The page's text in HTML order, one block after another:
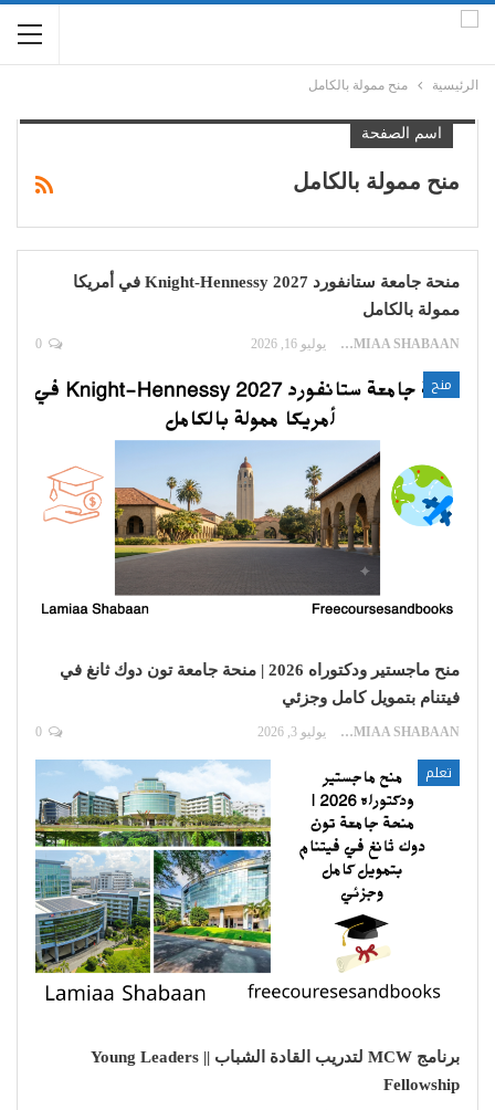
الرئيسية منح ممولة بالكامل
اسم الصفحة
منح ممولة بالكامل
منحة جامعة ستانفورد Knight-Hennessy 2027 في أمريكا
ممولة بالكامل
LAMIAA SHABAAN يوليو 16, 2026
منح
منح ماجستير ودكتوراه 2026 | منحة جامعة تون دوك ثانغ في
فيتنام بتمويل كامل وجزئي
LAMIAA SHABAAN يوليو 3, 2026
تعلم
برنامج MCW لتدريب القادة الشباب || Young Leaders
Fellowship